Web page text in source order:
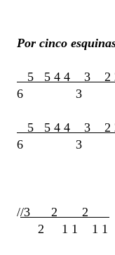
Por cinco
5 5 4 4 3 2
6 3
5 5 4 4 3 2
6 3
//3 2 2
2 1 1 1 1